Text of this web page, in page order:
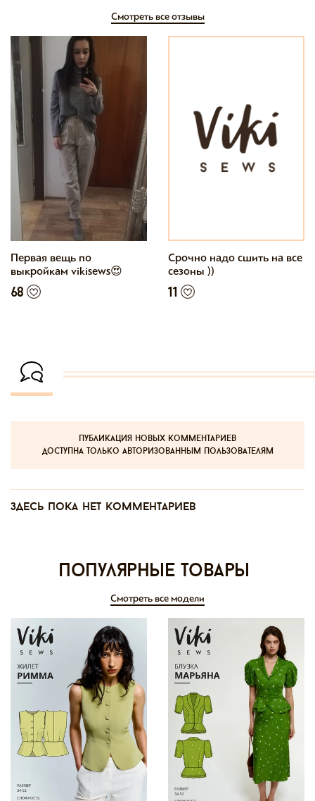
Смотреть все отзывы
Первая вещь по
выкройкам vikisews😍
68
Срочно надо сшить на все
сезоны ))
11
публикация новых комментариев
доступна только авторизованным пользователям
Здесь пока нет комментариев
Популярные товары
Смотреть все модели